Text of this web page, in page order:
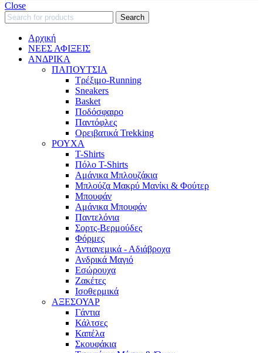
Close
Search
Αρχική
ΝΕΕΣ ΑΦΙΞΕΙΣ
AΝΔΡΙΚΑ
ΠΑΠΟΥΤΣΙΑ
Τρέξιμο-Running
Sneakers
Basket
Ποδόσφαιρο
Παντόφλες
Ορειβατικά Trekking
ΡΟΥΧΑ
T-Shirts
Πόλο T-Shirts
Αμάνικα Μπλουζάκια
Μπλούζα Μακρύ Μανίκι & Φούτερ
Μπουφάν
Αμάνικα Μπουφάν
Παντελόνια
Σορτς-Βερμούδες
Φόρμες
Αντιανεμικά - Αδιάβροχα
Ανδρικά Μαγιό
Εσώρουχα
Ζακέτες
Ισοθερμικά
ΑΞΕΣΟΥΑΡ
Γάντια
Κάλτσες
Καπέλα
Σκουφάκια